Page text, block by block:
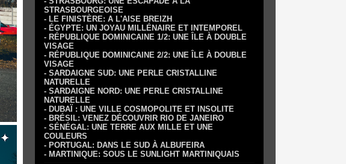
STRASBOURGEOISE
- LE FINISTÈRE: A L'AISE BREIZH
- ÉGYPTE: UN JOYAU MILLÉNAIRE ET INTEMPOREL
- RÉPUBLIQUE DOMINICAINE 1/2: UNE ÎLE À DOUBLE
VISAGE
- RÉPUBLIQUE DOMINICAINE 2/2: UNE ÎLE À DOUBLE
VISAGE
- SARDAIGNE SUD: UNE PERLE CRISTALLINE
NATURELLE
- SARDAIGNE NORD: UNE PERLE CRISTALLINE
NATURELLE
- DUBAÏ : UNE VILLE COSMOPOLITE ET INSOLITE
- BRÉSIL: VENEZ DÉCOUVRIR RIO DE JANEIRO
- SÉNÉGAL: UNE TERRE AUX MILLE ET UNE
COULEURS
- PORTUGAL: DANS LE SUD À ALBUFEIRA
- MARTINIQUE: SOUS LE SUNLIGHT MARTINIQUAIS